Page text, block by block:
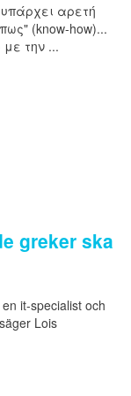
αρετή
(know-how)...
με την ...
greker ska
it-specialist och
Lois